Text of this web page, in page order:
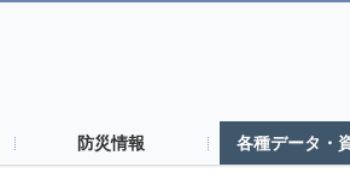
防災情報 各種データ・